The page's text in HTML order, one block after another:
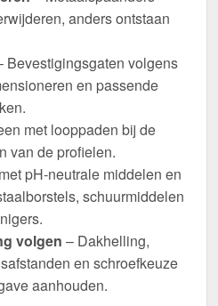
anders ontstaan
Bevestigingsgaten volgens
en passende
met looppaden bij de
van de profielen.
pH-neutrale middelen en
schuurmiddelen
volgen – Dakhelling,
en schroefkeuze
aanhouden.